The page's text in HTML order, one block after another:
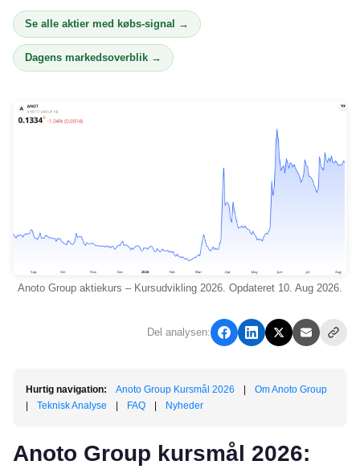
Se alle aktier med købs-signal →
Dagens markedsoverblik →
Anoto Group aktiekurs – Kursudvikling 2026. Opdateret 10. Aug 2026.
Del analysen:
Hurtig navigation: Anoto Group Kursmål 2026
Om Anoto Group
Teknisk Analyse FAQ Nyheder
Anoto Group kursmål 2026: